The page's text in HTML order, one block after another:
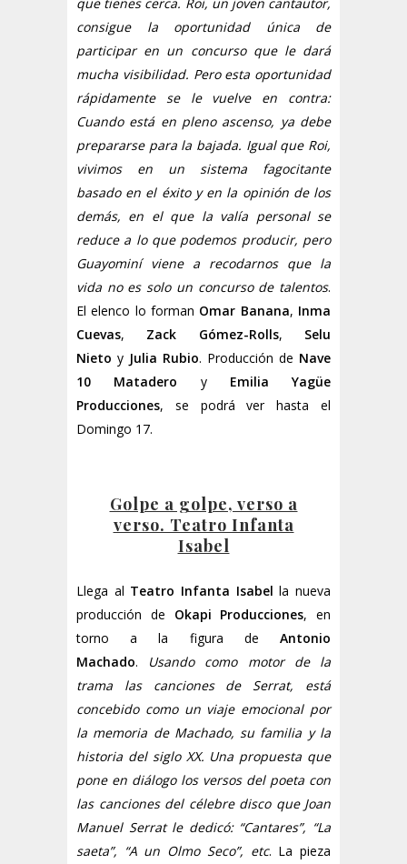
consigue la oportunidad única de
participar en un concurso que le dará
mucha visibilidad. Pero esta oportunidad
rápidamente se le vuelve en contra:
Cuando está en pleno ascenso, ya debe
prepararse para la bajada. Igual que Roi,
vivimos en un sistema fagocitante
basado en el éxito y en la opinión de los
demás, en el que la valía personal se
reduce a lo que podemos producir, pero
Guayominí viene a recodarnos que la
vida no es solo un concurso de talentos.
El elenco lo forman Omar Banana, Inma
Cuevas, Zack Gómez-Rolls, Selu
Nieto y Julia Rubio. Producción de Nave
10 Matadero y Emilia Yagüe
Producciones, se podrá ver hasta el
Domingo 17.
Golpe a golpe, verso a
verso. Teatro Infanta
Isabel
Llega al Teatro Infanta Isabel la nueva
producción de Okapi Producciones, en
torno a la figura de Antonio
Machado. Usando como motor de la
trama las canciones de Serrat, está
concebido como un viaje emocional por
la memoria de Machado, su familia y la
historia del siglo XX. Una propuesta que
pone en diálogo los versos del poeta con
las canciones del célebre disco que Joan
Manuel Serrat le dedicó: “Cantares”, “La
saeta”, “A un Olmo Seco”, etc. La pieza